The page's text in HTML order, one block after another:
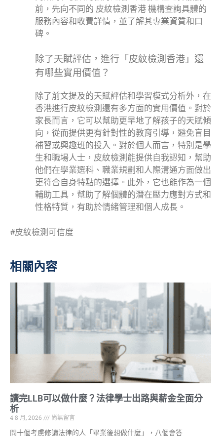
前，先向不同的 皮紋檢測香港 機構查詢具體的
服務內容和收費詳情，並了解其專業資質和口
碑。
除了天賦評估，進行「皮紋檢測香港」還
有哪些實用價值？
除了前文提及的天賦評估和學習模式分析外，在
香港進行皮紋檢測還有多方面的實用價值。對於
家長而言，它可以幫助更早地了解孩子的天賦傾
向，從而提供更有針對性的教育引導，避免盲目
補習或興趣班的投入。對於個人而言，特別是學
生和職場人士，皮紋檢測能提供自我認知，幫助
他們在學業選科、職業規劃和人際溝通方面做出
更符合自身特點的選擇。此外，它也能作為一個
輔助工具，幫助了解個體的潛在壓力應對方式和
性格特質，有助於情緒管理和個人成長。
#皮紋檢測可信度
相關內容
讀完LLB可以做什麼？法律學士出路與薪金全面分
析
4 8 月, 2026
尚無留言
問十個考慮修讀法律的人「畢業後想做什麼」，八個會答